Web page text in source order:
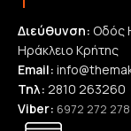
Διεύθυνση: Οδός
Ηράκλειο Κρήτης
Email:
Τηλ: 2810 263260
Viber: 6972 272